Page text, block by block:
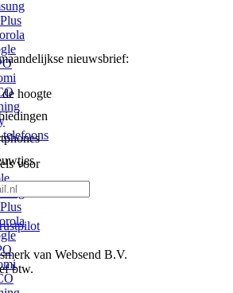
voor
nieuwsbrief:
hoogte
van Websend B.V.
btw.